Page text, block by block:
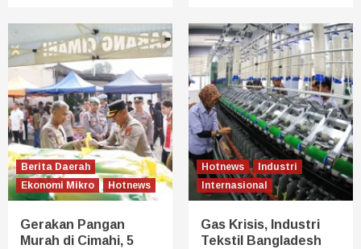
Berita Daerah
Ekonomi Mikro
Hotnews
Gerakan Pangan
Murah di Cimahi, 5
Hotnews
Industri
Internasional
Gas Krisis, Industri
Tekstil Bangladesh